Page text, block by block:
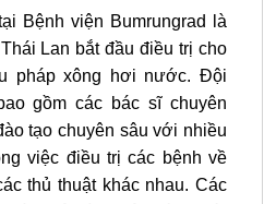
Bệnh viện Bumrungrad là
Lan bắt đầu điều trị cho
pháp xông hơi nước. Đội
gồm các bác sĩ chuyên
tạo chuyên sâu với nhiều
việc điều trị các bệnh về
thủ thuật khác nhau. Các